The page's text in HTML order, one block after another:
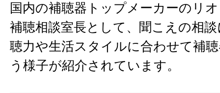
国内の補聴器トップメーカーのリ
補聴相談室長として、聞こえの相
聴力や生活スタイルに合わせて補
う様子が紹介されています。